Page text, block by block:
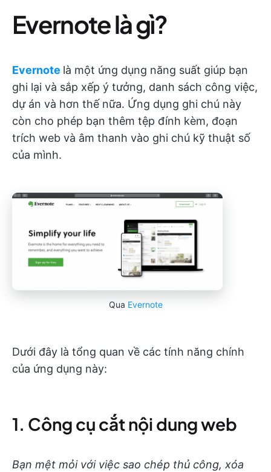
Evernote là gì?
Evernote là một ứng dụng năng suất giúp bạn
ghi lại và sắp xếp ý tưởng, danh sách công việc,
dự án và hơn thế nữa. Ứng dụng ghi chú này
còn cho phép bạn thêm tệp đính kèm, đoạn
trích web và âm thanh vào ghi chú kỹ thuật số
của mình.
Qua Evernote
Dưới đây là tổng quan về các tính năng chính
của ứng dụng này:
1. Công cụ cắt nội dung web
Bạn mệt mỏi với việc sao chép thủ công, xóa